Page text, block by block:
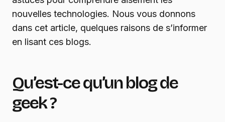
nouvelles technologies. Nous vous donnons
dans cet article, quelques raisons de s’informer
en lisant ces blogs.
Qu’est-ce qu’un blog de
geek ?